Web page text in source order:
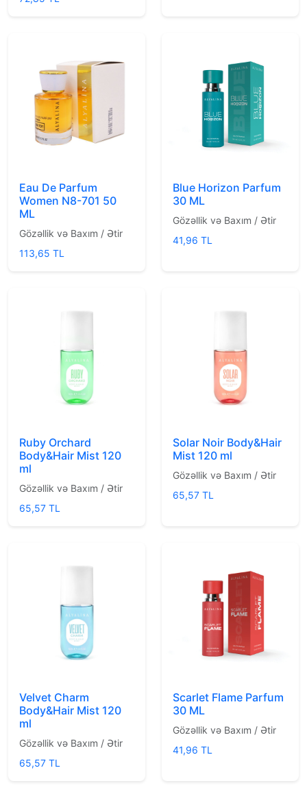
Eau De Parfum
Women N8-701 50
ML
Gözəllik və Baxım / Ətir
113,65 TL
Blue Horizon Parfum
30 ML
Gözəllik və Baxım / Ətir
41,96 TL
Ruby Orchard
Body&Hair Mist 120
ml
Gözəllik və Baxım / Ətir
65,57 TL
Solar Noir Body&Hair
Mist 120 ml
Gözəllik və Baxım / Ətir
65,57 TL
Velvet Charm
Body&Hair Mist 120
ml
Gözəllik və Baxım / Ətir
65,57 TL
Scarlet Flame Parfum
30 ML
Gözəllik və Baxım / Ətir
41,96 TL